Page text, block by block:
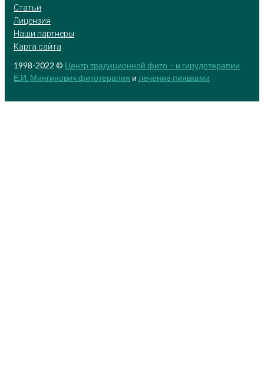
Статьи
Лицензия
Наши партнеры
Карта сайта
1998-2022 © Центр традиционной фито – и гирудотерапии
Е.И. Мингиновичфитотерапия и лечение пиявками